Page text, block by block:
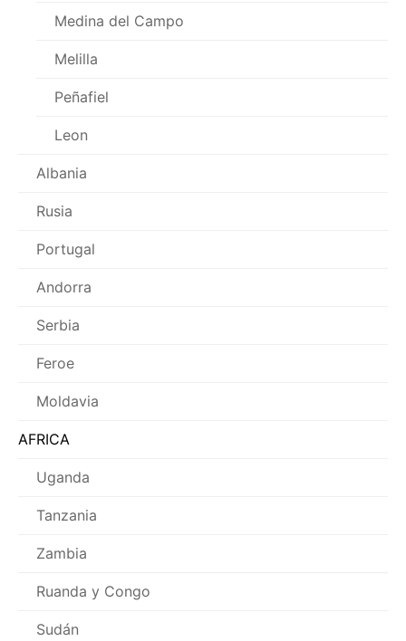
Medina del Campo
Melilla
Peñafiel
Leon
Albania
Rusia
Portugal
Andorra
Serbia
Feroe
Moldavia
AFRICA
Uganda
Tanzania
Zambia
Ruanda y Congo
Sudán